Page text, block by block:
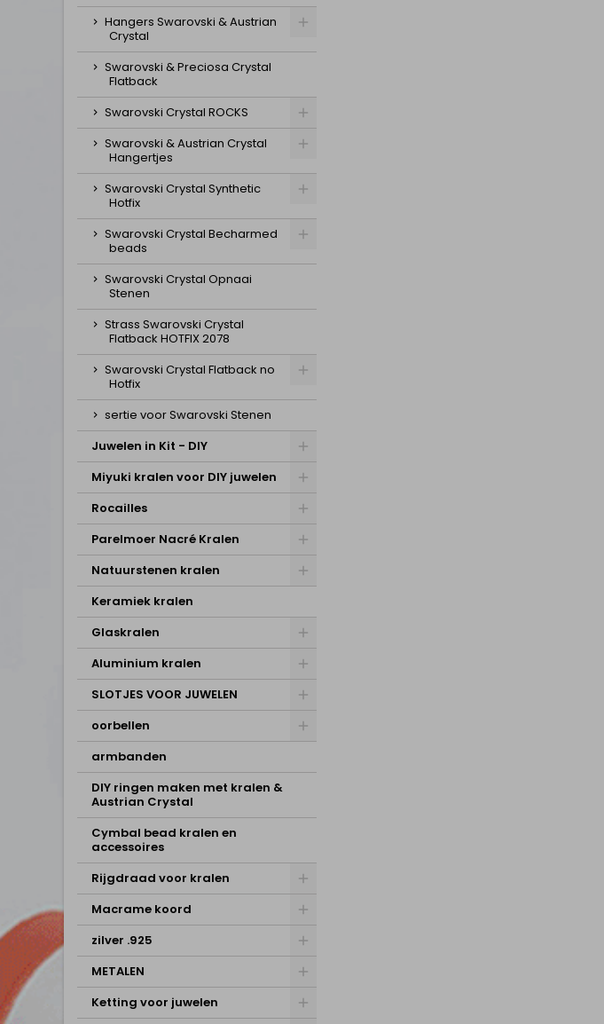
Hangers Swarovski & Austrian
Crystal
Swarovski & Preciosa Crystal
Flatback
Swarovski Crystal ROCKS
Swarovski & Austrian Crystal
Hangertjes
Swarovski Crystal Synthetic
Hotfix
Swarovski Crystal Becharmed
beads
Swarovski Crystal Opnaai
Stenen
Strass Swarovski Crystal
Flatback HOTFIX 2078
Swarovski Crystal Flatback no
Hotfix
sertie voor Swarovski Stenen
Juwelen in Kit - DIY
Miyuki kralen voor DIY juwelen
Rocailles
Parelmoer Nacré Kralen
Natuurstenen kralen
Keramiek kralen
Glaskralen
Aluminium kralen
SLOTJES VOOR JUWELEN
oorbellen
armbanden
DIY ringen maken met kralen &
Austrian Crystal
Cymbal bead kralen en
accessoires
Rijgdraad voor kralen
Macrame koord
zilver .925
METALEN
Ketting voor juwelen